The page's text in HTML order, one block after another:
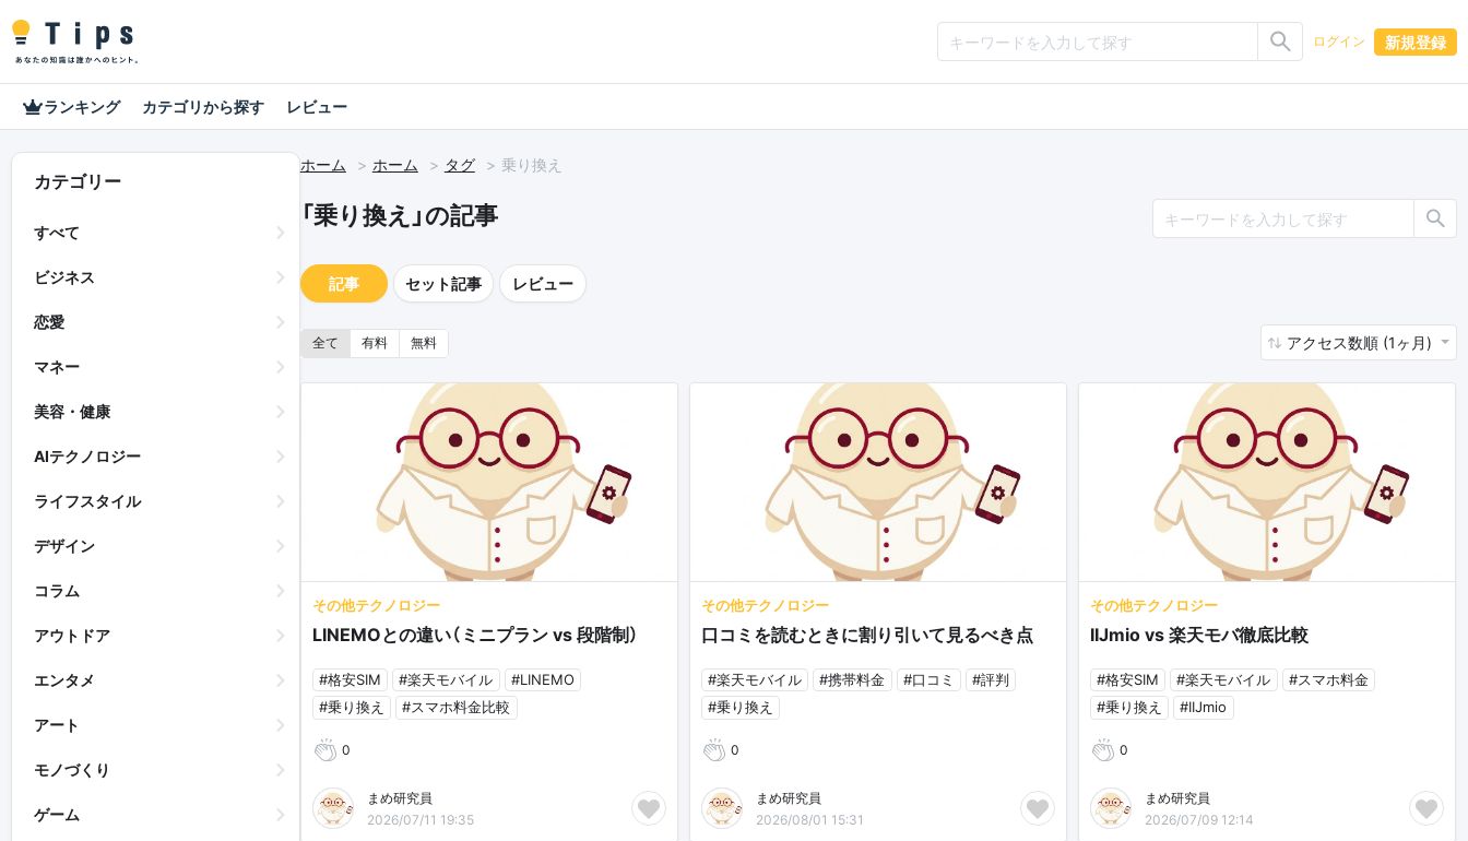
ログイン 新規登録
ランキング カテゴリから探す レビュー
カテゴリー
すべて
ビジネス
恋愛
マネー
美容・健康
AIテクノロジー
ライフスタイル
デザイン
コラム
アウトドア
エンタメ
アート
モノづくり
ゲーム
ホーム ホーム タグ 乗り換え
「乗り換え」の記事
記事 セット記事 レビュー
全て 有料 無料 アクセス数順 (1ヶ月)
その他テクノロジー
LINEMOとの違い（ミニプラン vs 段階制）
#格安SIM #楽天モバイル
#LINEMO
#乗り換え
#スマホ料金比較
0
まめ研究員
2026/07/11 19:35
その他テクノロジー
口コミを読むときに割り引いて見るべき点
#楽天モバイル #携帯料金 #口コミ
#評判
#乗り換え
0
まめ研究員
2026/08/01 15:31
その他テクノロジー
IIJmio vs 楽天モバ徹底比較
#格安SIM #楽天モバイル
#スマホ料金
#乗り換え
#IIJmio
0
まめ研究員
2026/07/09 12:14